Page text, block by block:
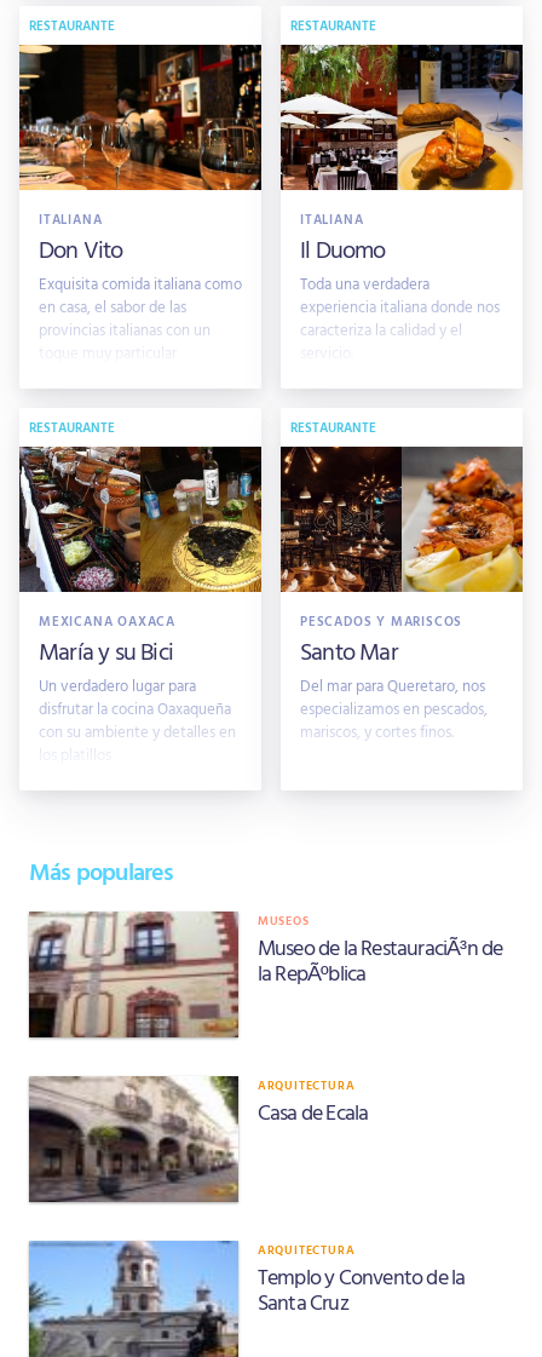
RESTAURANTE
ITALIANA
Don Vito
Exquisita comida italiana como
en casa, el sabor de las
provincias italianas con un
toque muy particular
RESTAURANTE
ITALIANA
Il Duomo
Toda una verdadera
experiencia italiana donde nos
caracteriza la calidad y el
RESTAURANTE
MEXICANA OAXACA
María y su Bici
Un verdadero lugar para
disfrutar la cocina Oaxaqueña
con su ambiente y detalles en
los platillos
RESTAURANTE
PESCADOS Y MARISCOS
Santo Mar
Del mar para Queretaro, nos
especializamos en pescados,
mariscos, y cortes finos.
Más populares
MUSEOS
Museo de la RestauraciÃ³n de
la RepÃºblica
ARQUITECTURA
Casa de Ecala
ARQUITECTURA
Templo y Convento de la
Santa Cruz